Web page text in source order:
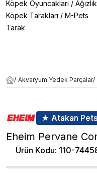
Köpek Oyuncakları /
Köpek Tarakları / M-Pets
Tarak
/ Akvaryum Yedek Parçalar/
★ Atakan
Eheim Pervane
Ürün Kodu: 110-